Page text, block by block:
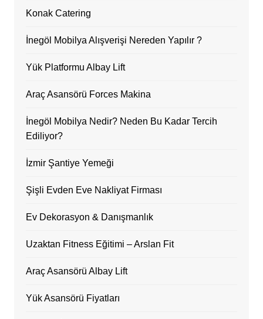
Konak Catering
İnegöl Mobilya Alışverişi Nereden Yapılır ?
Yük Platformu Albay Lift
Araç Asansörü Forces Makina
İnegöl Mobilya Nedir? Neden Bu Kadar Tercih
Ediliyor?
İzmir Şantiye Yemeği
Şişli Evden Eve Nakliyat Firması
Ev Dekorasyon & Danışmanlık
Uzaktan Fitness Eğitimi – Arslan Fit
Araç Asansörü Albay Lift
Yük Asansörü Fiyatları